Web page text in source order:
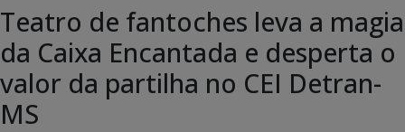
Teatro de fantoches leva a magia
da Caixa Encantada e desperta o
valor da partilha no CEI Detran-
MS